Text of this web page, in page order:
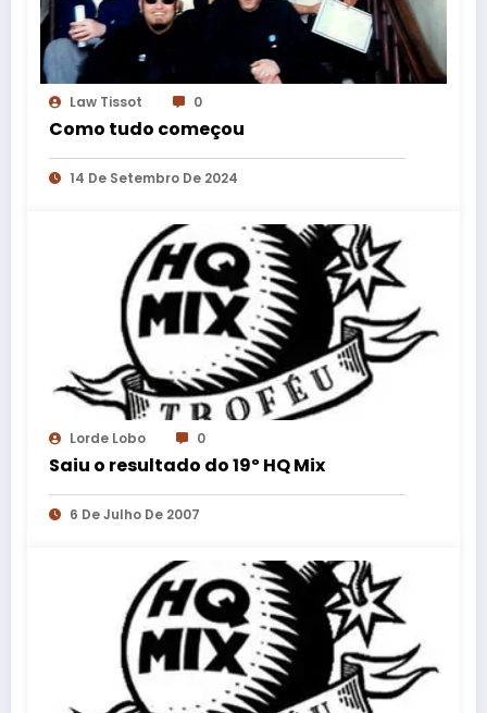
Law Tissot 0
Como tudo começou
14 De Setembro De 2024
Lorde Lobo 0
Saiu o resultado do 19º HQ Mix
6 De Julho De 2007